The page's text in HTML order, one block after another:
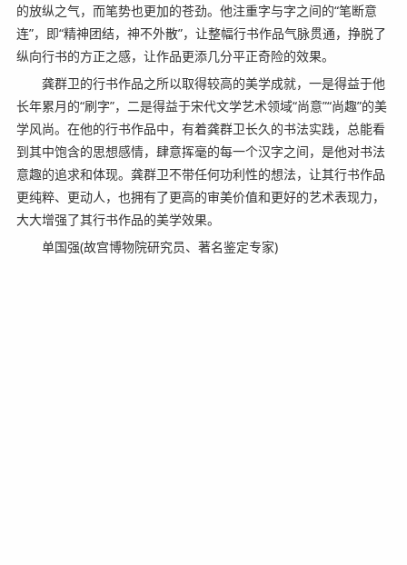
的放纵之气，而笔势也更加的苍劲。他注重字与字之间的“笔断意
连”，即“精神团结，神不外散”，让整幅行书作品气脉贯通，挣脱了
纵向行书的方正之感，让作品更添几分平正奇险的效果。
龚群卫的行书作品之所以取得较高的美学成就，一是得益于他
长年累月的“刷字”，二是得益于宋代文学艺术领域“尚意”“尚趣”的美
学风尚。在他的行书作品中，有着龚群卫长久的书法实践，总能看
到其中饱含的思想感情，肆意挥毫的每一个汉字之间，是他对书法
意趣的追求和体现。龚群卫不带任何功利性的想法，让其行书作品
更纯粹、更动人，也拥有了更高的审美价值和更好的艺术表现力，
大大增强了其行书作品的美学效果。
单国强(故宫博物院研究员、著名鉴定专家)